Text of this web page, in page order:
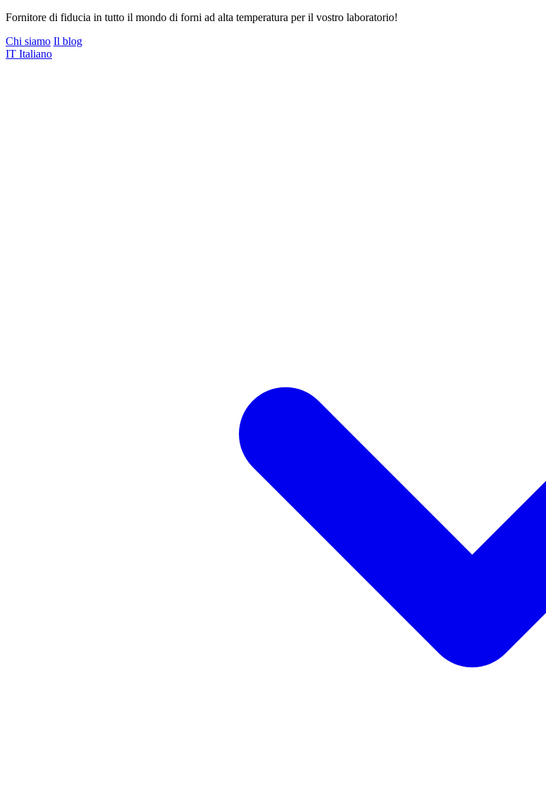
Fornitore di fiducia in tutto il mondo di forni ad alta temperatura per il vostro laboratorio!
Chi siamo Il blog
IT Italiano